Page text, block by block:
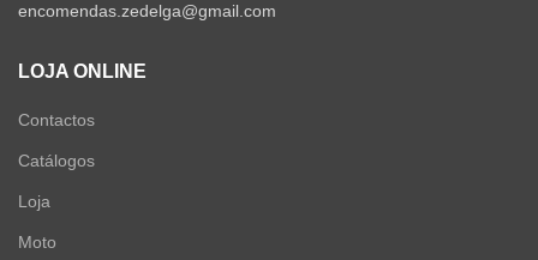
encomendas.zedelga@gmail.com
LOJA ONLINE
Contactos
Catálogos
Loja
Moto